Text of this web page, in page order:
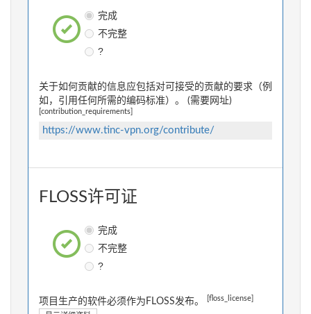
完成
不完整
?
关于如何贡献的信息应包括对可接受的贡献的要求（例
如，引用任何所需的编码标准）。 (需要网址)
[contribution_requirements]
https://www.tinc-vpn.org/contribute/
FLOSS许可证
完成
不完整
?
项目生产的软件必须作为FLOSS发布。 [floss_license]